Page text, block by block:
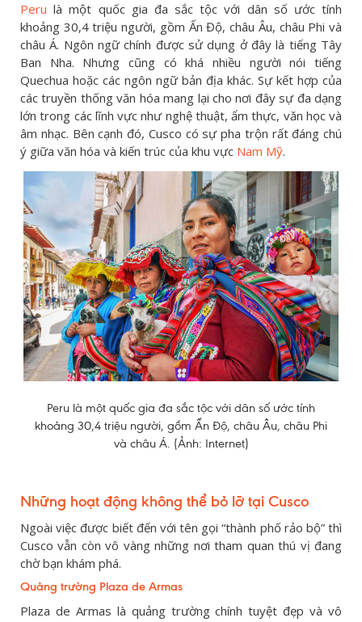
Peru là một quốc gia đa sắc tộc với dân số ước tính
khoảng 30,4 triệu người, gồm Ấn Độ, châu Âu, châu Phi và
châu Á. Ngôn ngữ chính được sử dụng ở đây là tiếng Tây
Ban Nha. Nhưng cũng có khá nhiều người nói tiếng
Quechua hoặc các ngôn ngữ bản địa khác. Sự kết hợp của
các truyền thống văn hóa mang lại cho nơi đây sự đa dạng
lớn trong các lĩnh vực như nghệ thuật, ẩm thực, văn học và
âm nhạc. Bên cạnh đó, Cusco có sự pha trộn rất đáng chú
ý giữa văn hóa và kiến trúc của khu vực Nam Mỹ.
Peru là một quốc gia đa sắc tộc với dân số ước tính
khoảng 30,4 triệu người, gồm Ấn Độ, châu Âu, châu Phi
và châu Á. (Ảnh: Internet)
Những hoạt động không thể bỏ lỡ tại Cusco
Ngoài việc được biết đến với tên gọi “thành phố rảo bộ” thì
Cusco vẫn còn vô vàng những nơi tham quan thú vị đang
chờ bạn khám phá.
Quảng trường Plaza de Armas
Plaza de Armas là quảng trường chính tuyệt đẹp và vô